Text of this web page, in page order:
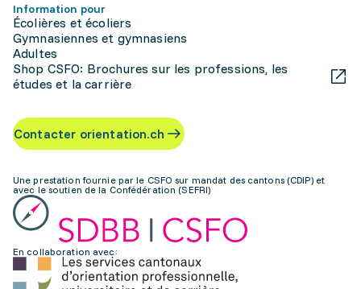
Information pour
Écolières et écoliers
Gymnasiennes et gymnasiens
Adultes
Shop CSFO: Brochures sur les professions, les
études et la carrière
Contacter orientation.ch
Une prestation fournie par le CSFO sur mandat des cantons (CDIP) et
avec le soutien de la Confédération (SEFRI)
En collaboration avec: